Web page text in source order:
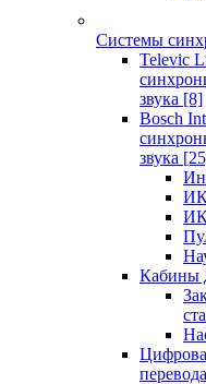
Системы
Televic
звука [8]
Bosch
звука
Кабины